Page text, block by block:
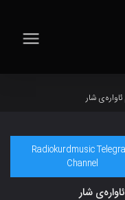
شار
Radiokurdmusic
Channel
شار